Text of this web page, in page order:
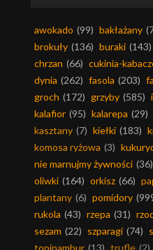
awokado (99) bakłażany
brokuły (136) buraki (143)
chrzan (66) cukinia-
dynia (262) fasola (203)
groch (172) grzyby (585)
kalafior (95) kalarepa (29)
kasztany (7) kiełki (183)
komosa ryżowa (3)
nie marnujmy żywności (36)
oliwki (164) orkisz (66)
plantany (6) pomidory
rukola (43) rzepa (31)
sezam (22) szparagi (74)
topinambur (13) trufle (2)